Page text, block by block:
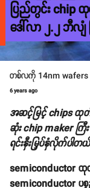
ပြည်တွင်း chip
ဒေါ်လာ ၂.၂ ဘီလျံ
တစ်လကို 14nm wafers
6 years ago
အဆင့်မြင့် chips ထု
ဆုံး chip maker ကြီ
ရင်းနှီးမြှပ်နှံလိုက်ပါတ
semiconductor ထု
semiconductor ပ